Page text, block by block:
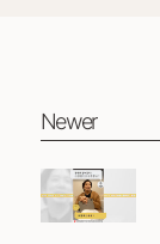
Newer